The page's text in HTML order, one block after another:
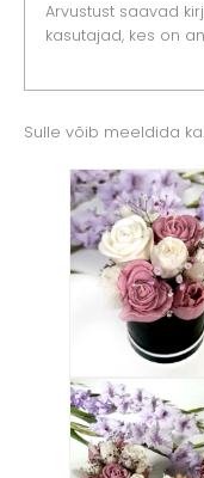
Arvustust saavad
kasutajad, kes on
Sulle võib meeldida